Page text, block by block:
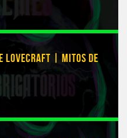
LOVECRAFT | MITOS DE